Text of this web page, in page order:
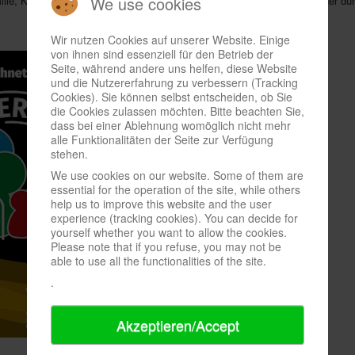
Wir nutzen Cookies auf unserer Website. Einige
von ihnen sind essenziell für den Betrieb der
Seite, während andere uns helfen, diese Website
und die Nutzererfahrung zu verbessern (Tracking
Cookies). Sie können selbst entscheiden, ob Sie
die Cookies zulassen möchten. Bitte beachten Sie,
dass bei einer Ablehnung womöglich nicht mehr
alle Funktionalitäten der Seite zur Verfügung
stehen.
We use cookies on our website. Some of them are
essential for the operation of the site, while others
help us to improve this website and the user
experience (tracking cookies). You can decide for
yourself whether you want to allow the cookies.
Please note that if you refuse, you may not be
able to use all the functionalities of the site.
.
Akzeptieren/Accept